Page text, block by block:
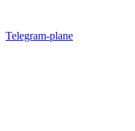
Telegram-plane